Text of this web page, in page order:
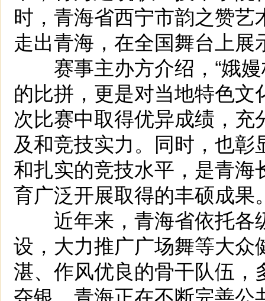
时，青海省西宁市韵之赞
走出青海，在全国舞台上
赛事主办方介绍，“娥嫚
的比拼，更是对当地特色
次比赛中取得优异成绩，
及和竞技实力。同时，也
和扎实的竞技水平，是青
育广泛开展取得的丰硕成果
近年来，青海省依托各
设，大力推广广场舞等大
湛、作风优良的骨干队伍